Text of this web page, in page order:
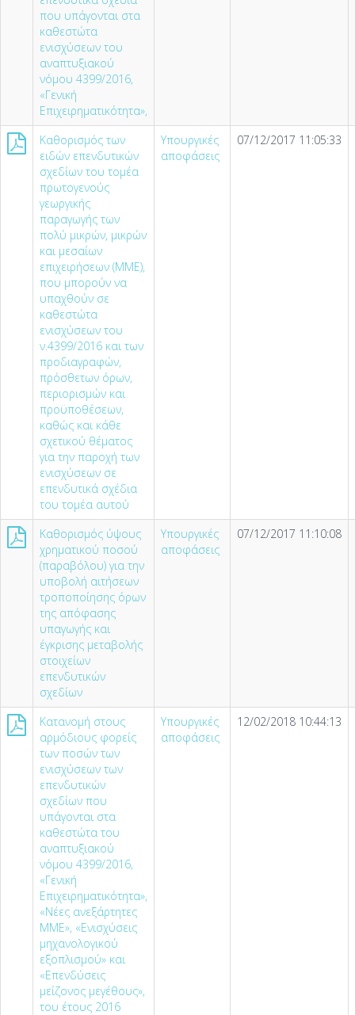
που υπάγονται στα
καθεστώτα
ενισχύσεων του
αναπτυξιακού
νόμου 4399/2016,
«Γενική
Επιχειρηματικότητα»,
Καθορισμός των
ειδών επενδυτικών
σχεδίων του τομέα
πρωτογενούς
γεωργικής
παραγωγής των
πολύ μικρών, μικρών
και μεσαίων
επιχειρήσεων (ΜΜΕ),
που μπορούν να
υπαχθούν σε
καθεστώτα
ενισχύσεων του
ν.4399/2016 και των
προδιαγραφών,
πρόσθετων όρων,
περιορισμών και
προϋποθέσεων,
καθώς και κάθε
σχετικού θέματος
για την παροχή των
ενισχύσεων σε
επενδυτικά σχέδια
του τομέα αυτού
Υπουργικές
αποφάσεις
07/12/2017 11:05:33
Καθορισμός ύψους
χρηματικού ποσού
(παραβόλου) για την
υποβολή αιτήσεων
τροποποίησης όρων
της απόφασης
υπαγωγής και
έγκρισης μεταβολής
στοιχείων
επενδυτικών
σχεδίων
Υπουργικές
αποφάσεις
07/12/2017 11:10:08
Κατανομή στους
αρμόδιους φορείς
των ποσών των
ενισχύσεων των
επενδυτικών
σχεδίων που
υπάγονται στα
καθεστώτα του
αναπτυξιακού
νόμου 4399/2016,
«Γενική
Επιχειρηματικότητα»,
«Νέες ανεξάρτητες
ΜΜΕ», «Ενισχύσεις
μηχανολογικού
εξοπλισμού» και
«Επενδύσεις
μείζονος μεγέθους»,
του έτους 2016
Υπουργικές
αποφάσεις
12/02/2018 10:44:13